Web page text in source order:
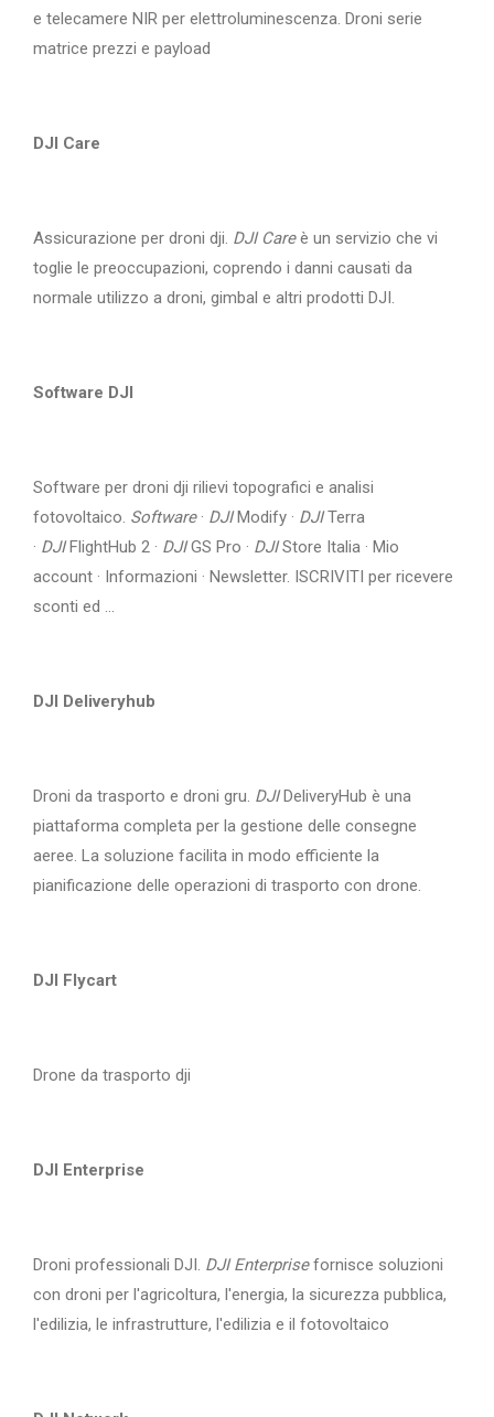
e telecamere NIR per elettroluminescenza. Droni serie
matrice prezzi e payload
DJI Care
Assicurazione per droni dji. DJI Careè un servizio che vi
toglie le preoccupazioni, coprendo i danni causati da
normale utilizzo a droni, gimbal e altri prodotti DJI.
Software DJI
Software per droni dji rilievi topografici e analisi
fotovoltaico. Software· DJIModify · DJITerra
· DJIFlightHub 2 · DJIGS Pro · DJIStore Italia · Mio
account · Informazioni · Newsletter. ISCRIVITI per ricevere
sconti ed ...
DJI Deliveryhub
Droni da trasporto e droni gru. DJIDeliveryHub è una
piattaforma completa per la gestione delle consegne
aeree. La soluzione facilita in modo efficiente la
pianificazione delle operazioni di trasporto con drone.
DJI Flycart
Drone da trasporto dji
DJI Enterprise
Droni professionali DJI. DJI Enterprisefornisce soluzioni
con droni per l'agricoltura, l'energia, la sicurezza pubblica,
l'edilizia, le infrastrutture, l'edilizia e il fotovoltaico